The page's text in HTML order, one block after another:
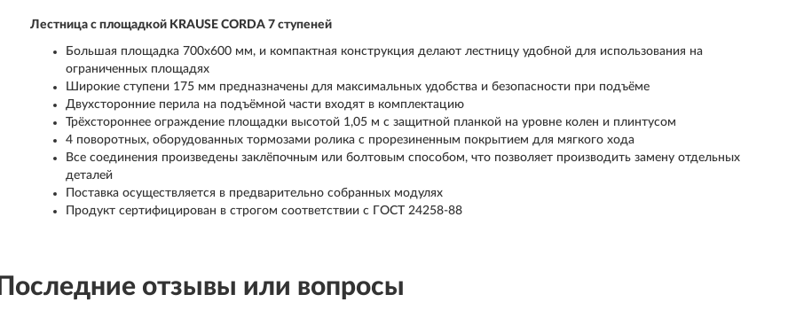
Лестница с площадкой KRAUSE CORDA 7 ступеней
Большая площадка 700х600 мм, и компактная конструкция делают лестницу удобной для использования на
ограниченных площадях
Широкие ступени 175 мм предназначены для максимальных удобства и безопасности при подъёме
Двухсторонние перила на подъёмной части входят в комплектацию
Трёхстороннее ограждение площадки высотой 1,05 м с защитной планкой на уровне колен и плинтусом
4 поворотных, оборудованных тормозами ролика с прорезиненным покрытием для мягкого хода
Все соединения произведены заклёпочным или болтовым способом, что позволяет производить замену отдельных
деталей
Поставка осуществляется в предварительно собранных модулях
Продукт сертифицирован в строгом соответствии с ГОСТ 24258-88
Последние отзывы или вопросы